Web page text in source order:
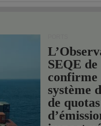
SEQE de
confirme
système
de quotas